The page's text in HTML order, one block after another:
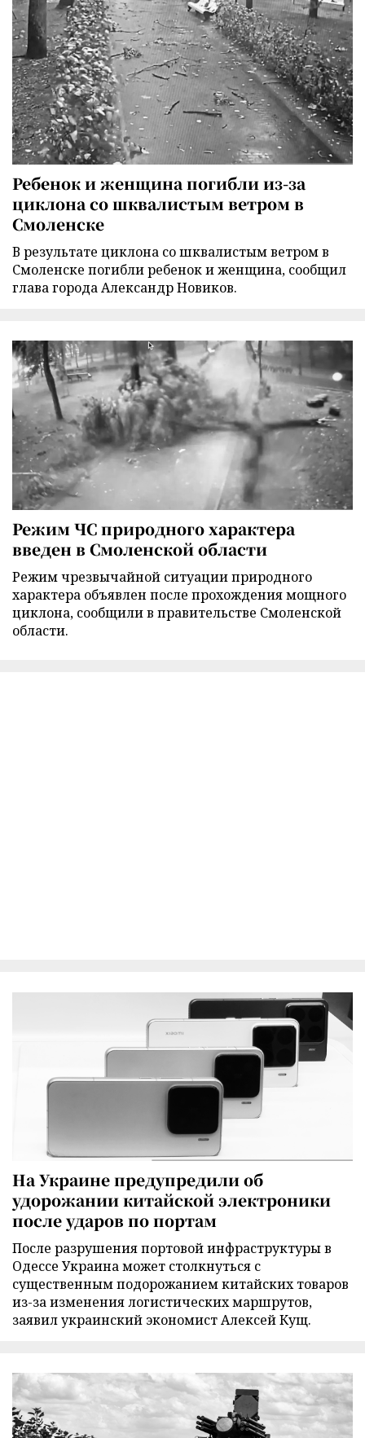
Ребенок и женщина погибли из-за
циклона со шквалистым ветром в
Смоленске
В результате циклона со шквалистым ветром в
Смоленске погибли ребенок и женщина, сообщил
глава города Александр Новиков.
Режим ЧС природного характера
введен в Смоленской области
Режим чрезвычайной ситуации природного
характера объявлен после прохождения мощного
циклона, сообщили в правительстве Смоленской
области.
На Украине предупредили об
удорожании китайской электроники
после ударов по портам
После разрушения портовой инфраструктуры в
Одессе Украина может столкнуться с
существенным подорожанием китайских товаров
из-за изменения логистических маршрутов,
заявил украинский экономист Алексей Кущ.